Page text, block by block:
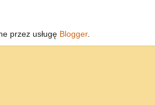
przez usługę Blogger.